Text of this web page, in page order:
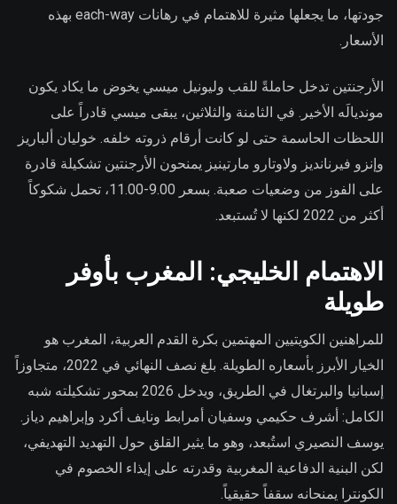
جودتها، ما يجعلها مثيرة للاهتمام في رهانات each-way بهذه
الأسعار.
الأرجنتين تدخل حاملةً للقب وليونيل ميسي يخوض ما يكاد يكون
مونديالَه الأخير. في الثامنة والثلاثين، يبقى ميسي قادراً على
اللحظات الحاسمة حتى لو كانت أرقام ذروته خلفه. خوليان ألباريز
وإنزو فيرنانديز ولاوتارو مارتينيز يمنحون الأرجنتين تشكيلة قادرة
على الفوز من وضعيات صعبة. بسعر 9.00-11.00، تحمل شكوكاً
أكثر من 2022 لكنها لا تُستبعد.
الاهتمام الخليجي: المغرب بأوفر
طويلة
للمراهنين الكويتيين المهتمين بكرة القدم العربية، المغرب هو
الخيار الأبرز بأسعاره الطويلة. بلغ نصف النهائي في 2022، متجاوزاً
إسبانيا والبرتغال في الطريق، ويدخل 2026 بمحور تشكيلته شبه
الكامل: أشرف حكيمي وسفيان أمرابط ونايف أكرد وإبراهيم دياز.
يوسف النصيري استُبعد، وهو ما يثير القلق حول التهديد التهديفي،
لكن البنية الدفاعية المغربية وقدرته على إيذاء الخصوم في
الكونترا يمنحانه سقفاً حقيقياً.